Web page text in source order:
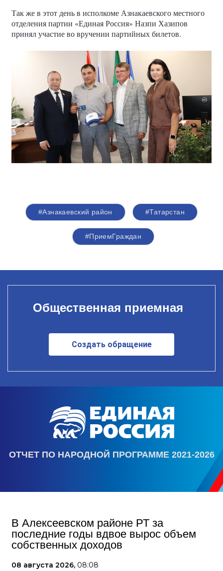
Так же в этот день в исполкоме Азнакаевского местного
отделения партии «Единая Россия» Назпи Хазипов
принял участие во вручении партийных билетов.
#Азнакаевский район #Татарстан
#ПриемГраждан
Общественная приемная
Создать обращение
ОТЧЕТ ПО НАРОДНОЙ ПРОГРАММЕ 2021-2026
В Алексеевском районе РТ за
последние годы вдвое вырос объем
собственных доходов
08 августа 2026, 08:08